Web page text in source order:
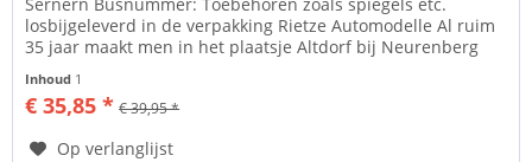
losbijgeleverd in de verpakking Rietze Automodelle Al ruim
35 jaar maakt men in het plaatsje Altdorf bij Neurenberg
Inhoud 1
€ 35,85 * € 39,95 *
Op verlanglijst